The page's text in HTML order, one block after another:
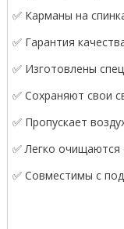
✅ Карманы на
✅ Гарантия
✅ Изготовлены
✅ Сохраняют свои
✅ Пропускает
✅ Легко очищаются
✅ Совместимы с